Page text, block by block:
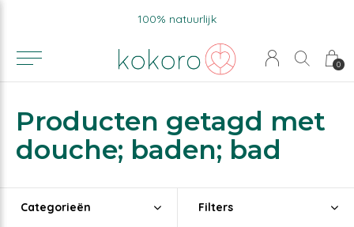
0
100% natuurlijk
Producten getagd met
douche; baden; bad
Categorieën Filters